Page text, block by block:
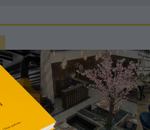
Sandalyesi
Modern – Dış Mekan Tasarım Serisi
formu ve modern metal